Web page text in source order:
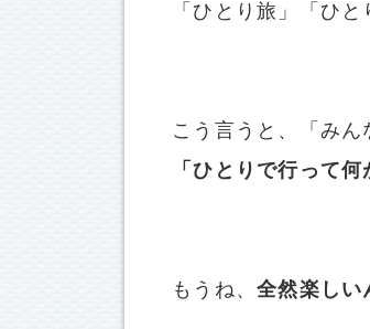
「ひとり旅」「ひ
こう言うと、「みん
「ひとりで行って
もうね、全然楽しい